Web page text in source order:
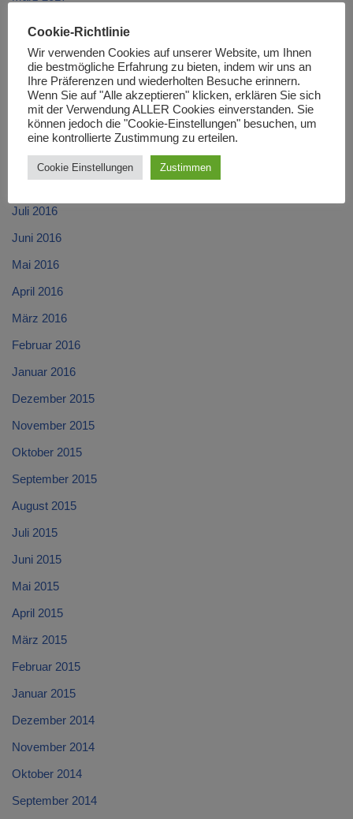
Januar 2017
Dezember 2016
November 2016
Oktober 2016
September 2016
August 2016
Juli 2016
Juni 2016
Mai 2016
April 2016
März 2016
Februar 2016
Januar 2016
Dezember 2015
November 2015
Oktober 2015
September 2015
August 2015
Juli 2015
Juni 2015
Mai 2015
April 2015
März 2015
Februar 2015
Januar 2015
Dezember 2014
November 2014
Oktober 2014
September 2014
Cookie-Richtlinie
Wir verwenden Cookies auf unserer Website, um Ihnen
die bestmögliche Erfahrung zu bieten, indem wir uns an
Ihre Präferenzen und wiederholten Besuche erinnern.
Wenn Sie auf "Alle akzeptieren" klicken, erklären Sie sich
mit der Verwendung ALLER Cookies einverstanden. Sie
können jedoch die "Cookie-Einstellungen" besuchen, um
eine kontrollierte Zustimmung zu erteilen.
Cookie Einstellungen Zustimmen